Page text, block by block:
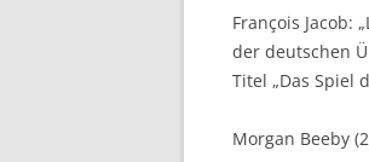
François Jacob:
der deutschen
Titel „Das Spiel
Morgan Beeby